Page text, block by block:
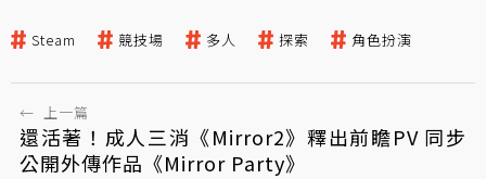
Steam 競技場 多人 探索 角色扮演
← 上一篇
還活著！成人三消《Mirror2》釋出前瞻PV 同步
公開外傳作品《Mirror Party》